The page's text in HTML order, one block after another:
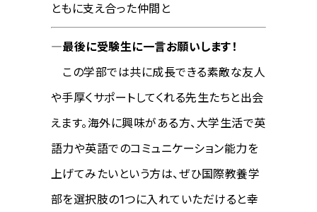
ともに支え合った仲間と
―最後に受験生に一言お願いします！
この学部では共に成長できる素敵な友人
や手厚くサポートしてくれる先生たちと出会
えます。海外に興味がある方、大学生活で英
語力や英語でのコミュニケーション能力を
上げてみたいという方は、ぜひ国際教養学
部を選択肢の1つに入れていただけると幸